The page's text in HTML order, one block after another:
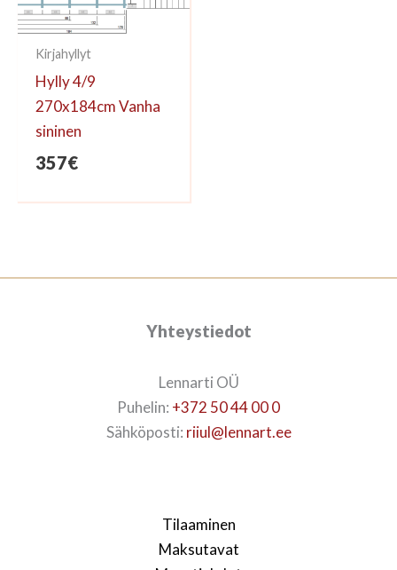
Kirjahyllyt
Hylly 4/9
270x184cm Vanha
sininen
357€
Yhteystiedot
Lennarti OÜ
Puhelin: +372 50 44 00 0
Sähköposti: riiul@lennart.ee
Tilaaminen
Maksutavat